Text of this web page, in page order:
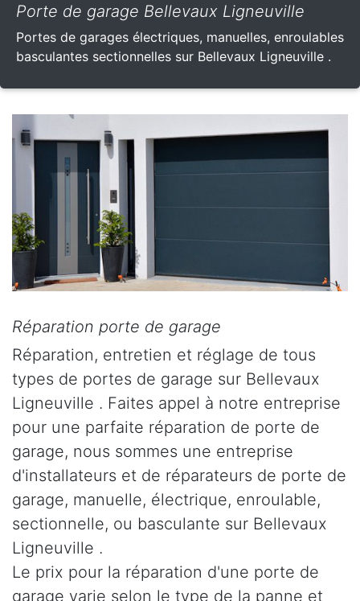
Porte de garage Bellevaux Ligneuville
Portes de garages électriques, manuelles, enroulables
basculantes sectionnelles sur Bellevaux Ligneuville .
Réparation porte de garage
Réparation, entretien et réglage de tous
types de portes de garage sur Bellevaux
Ligneuville . Faites appel à notre entreprise
pour une parfaite réparation de porte de
garage, nous sommes une entreprise
d'installateurs et de réparateurs de porte de
garage, manuelle, électrique, enroulable,
sectionnelle, ou basculante sur Bellevaux
Ligneuville .
Le prix pour la réparation d'une porte de
garage varie selon le type de la panne et